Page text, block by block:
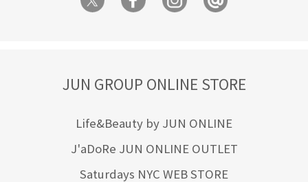
JUN GROUP ONLINE STORE
Life&Beauty by JUN ONLINE
J'aDoRe JUN ONLINE OUTLET
Saturdays NYC WEB STORE